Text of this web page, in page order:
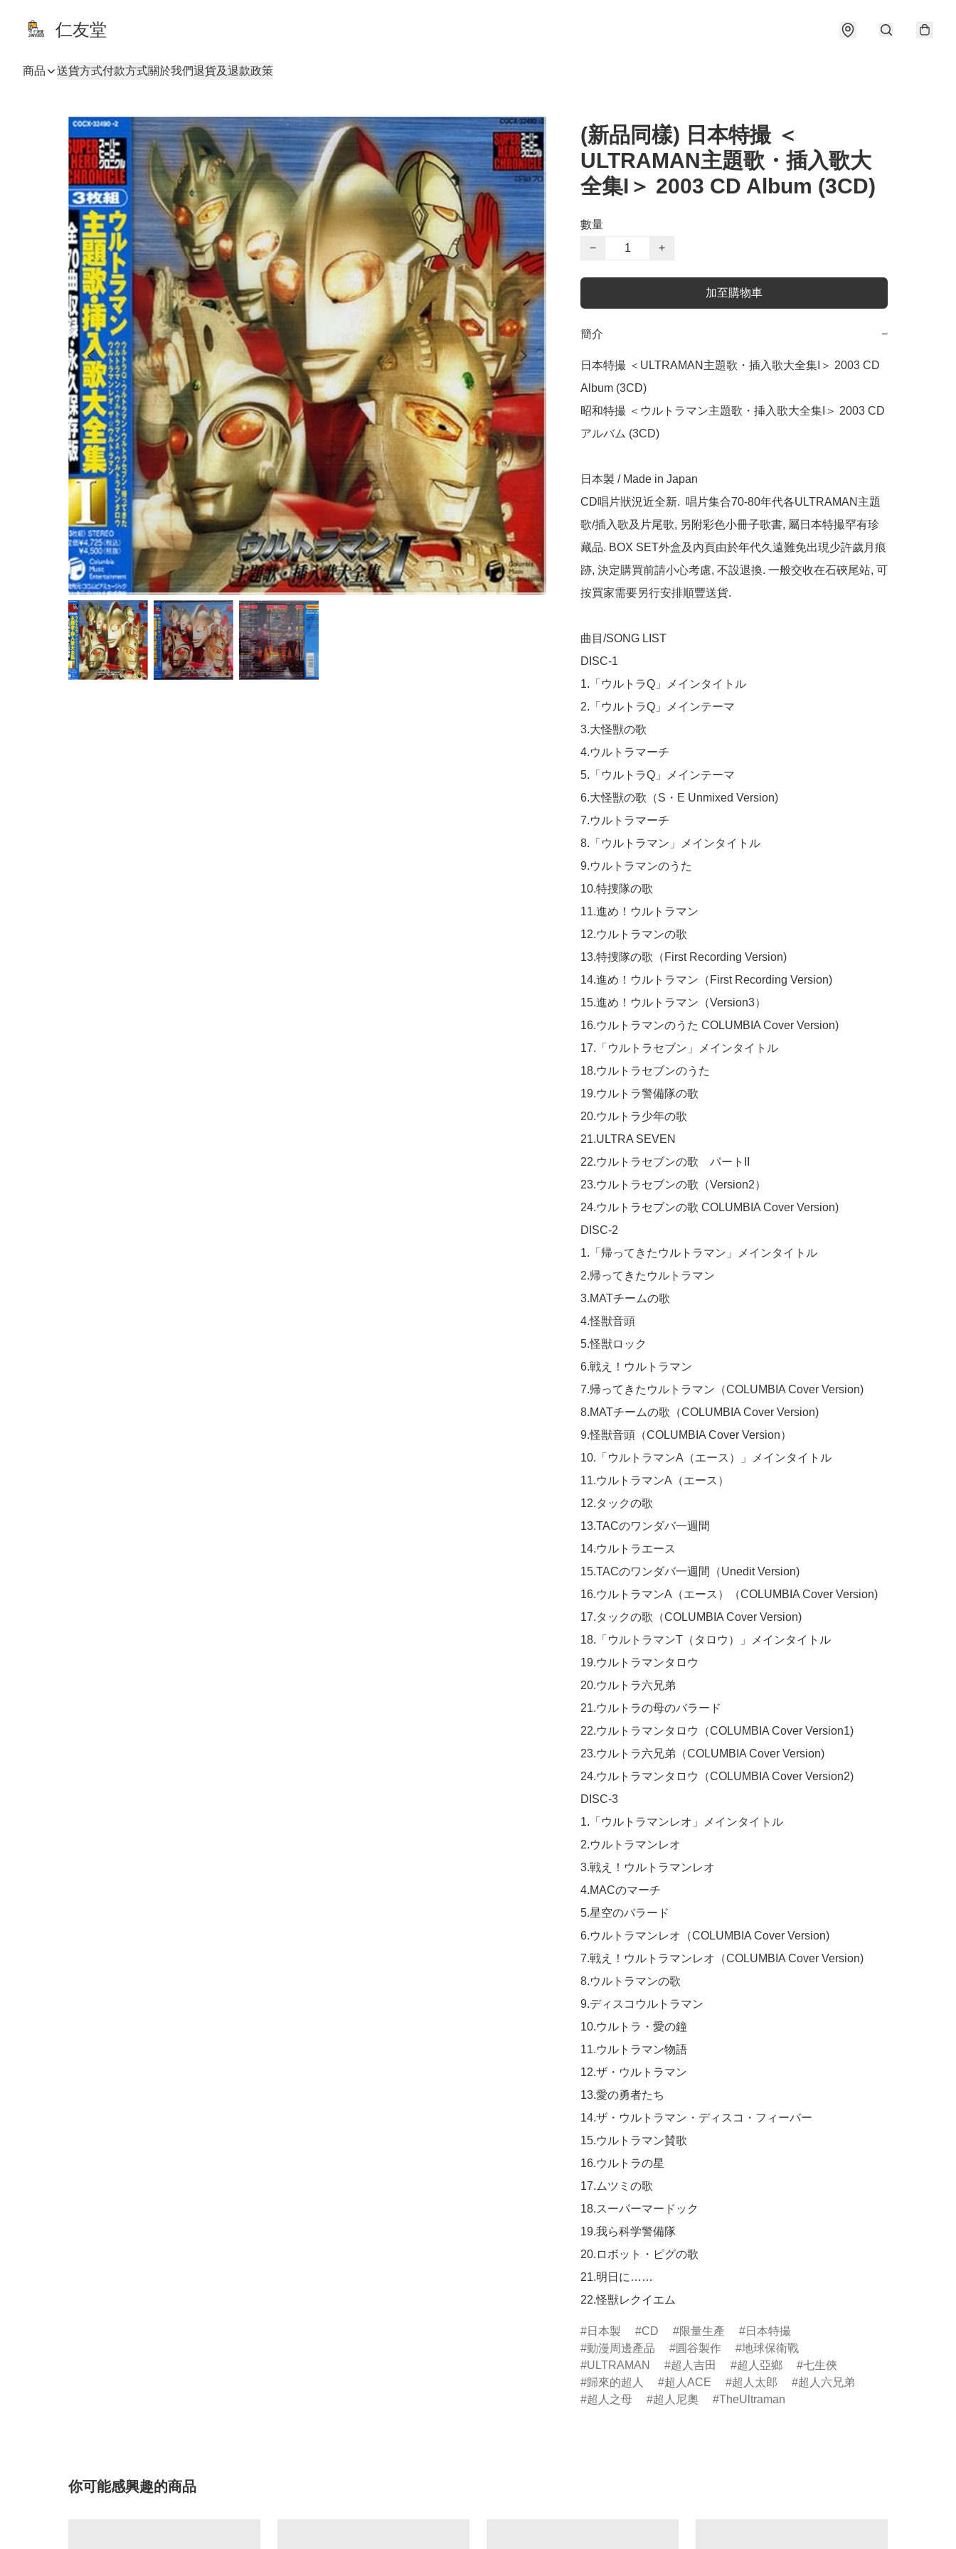
仁友堂
商品 送貨方式付款方式關於我們退貨及退款政策
(新品同樣) 日本特撮 ＜
ULTRAMAN主題歌・插入歌大
全集I＞ 2003 CD Album (3CD)
數量
−
+
加至購物車
簡介 −
日本特撮 ＜ULTRAMAN主題歌・插入歌大全集I＞ 2003 CD
Album (3CD)
昭和特撮 ＜ウルトラマン主題歌・挿入歌大全集I＞ 2003 CD
アルバム (3CD)
日本製 / Made in Japan
CD唱片狀況近全新.  唱片集合70-80年代各ULTRAMAN主題
歌/插入歌及片尾歌, 另附彩色小冊子歌書, 屬日本特撮罕有珍
藏品. BOX SET外盒及內頁由於年代久遠難免出現少許歲月痕
跡, 決定購買前請小心考慮, 不設退換. 一般交收在石硤尾站, 可
按買家需要另行安排順豐送貨.
曲目/SONG LIST
DISC-1
1.「ウルトラQ」メインタイトル
2.「ウルトラQ」メインテーマ
3.大怪獣の歌
4.ウルトラマーチ
5.「ウルトラQ」メインテーマ
6.大怪獣の歌（S・E Unmixed Version)
7.ウルトラマーチ
8.「ウルトラマン」メインタイトル
9.ウルトラマンのうた
10.特捜隊の歌
11.進め！ウルトラマン
12.ウルトラマンの歌
13.特捜隊の歌（First Recording Version)
14.進め！ウルトラマン（First Recording Version)
15.進め！ウルトラマン（Version3）
16.ウルトラマンのうた COLUMBIA Cover Version)
17.「ウルトラセブン」メインタイトル
18.ウルトラセブンのうた
19.ウルトラ警備隊の歌
20.ウルトラ少年の歌
21.ULTRA SEVEN
22.ウルトラセブンの歌　パートII
23.ウルトラセブンの歌（Version2）
24.ウルトラセブンの歌 COLUMBIA Cover Version)
DISC-2
1.「帰ってきたウルトラマン」メインタイトル
2.帰ってきたウルトラマン
3.MATチームの歌
4.怪獣音頭
5.怪獣ロック
6.戦え！ウルトラマン
7.帰ってきたウルトラマン（COLUMBIA Cover Version)
8.MATチームの歌（COLUMBIA Cover Version)
9.怪獣音頭（COLUMBIA Cover Version）
10.「ウルトラマンA（エース）」メインタイトル
11.ウルトラマンA（エース）
12.タックの歌
13.TACのワンダバ一週間
14.ウルトラエース
15.TACのワンダバ一週間（Unedit Version)
16.ウルトラマンA（エース）（COLUMBIA Cover Version)
17.タックの歌（COLUMBIA Cover Version)
18.「ウルトラマンT（タロウ）」メインタイトル
19.ウルトラマンタロウ
20.ウルトラ六兄弟
21.ウルトラの母のバラード
22.ウルトラマンタロウ（COLUMBIA Cover Version1)
23.ウルトラ六兄弟（COLUMBIA Cover Version)
24.ウルトラマンタロウ（COLUMBIA Cover Version2)
DISC-3
1.「ウルトラマンレオ」メインタイトル
2.ウルトラマンレオ
3.戦え！ウルトラマンレオ
4.MACのマーチ
5.星空のバラード
6.ウルトラマンレオ（COLUMBIA Cover Version)
7.戦え！ウルトラマンレオ（COLUMBIA Cover Version)
8.ウルトラマンの歌
9.ディスコウルトラマン
10.ウルトラ・愛の鐘
11.ウルトラマン物語
12.ザ・ウルトラマン
13.愛の勇者たち
14.ザ・ウルトラマン・ディスコ・フィーバー
15.ウルトラマン賛歌
16.ウルトラの星
17.ムツミの歌
18.スーパーマードック
19.我ら科学警備隊
20.ロボット・ピグの歌
21.明日に……
22.怪獣レクイエム
日本製 CD 限量生產
日本特撮
動漫周邊產品
圓谷製作
地球保衛戰
ULTRAMAN
超人吉田 超人亞鄉
七生俠
歸來的超人
超人ACE 超人太郎
超人六兄弟
超人之母
超人尼奧 TheUltraman
你可能感興趣的商品